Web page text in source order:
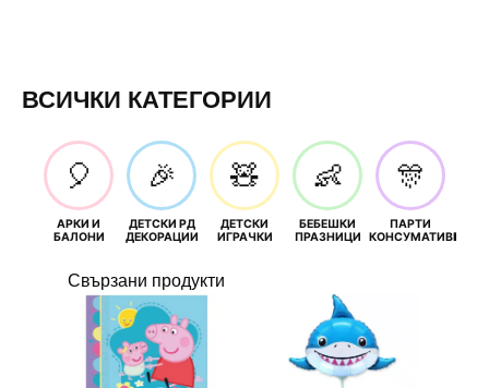
ВСИЧКИ КАТЕГОРИИ
🎈
АРКИ И
БАЛОНИ
🎉
ДЕТСКИ РД
ДЕКОРАЦИИ
🧸
ДЕТСКИ
ИГРАЧКИ
👶
БЕБЕШКИ
ПРАЗНИЦИ
🎊
ПАРТИ
КОНСУМАТИВИ
Свързани продукти